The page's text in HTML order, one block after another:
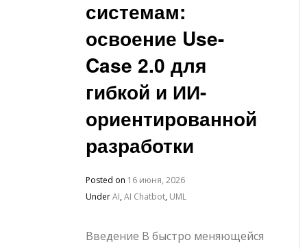
системам:
освоение Use-
Case 2.0 для
гибкой и ИИ-
ориентированной
разработки
Posted on 16 июня, 2026
UnderAI,AI Chatbot, UML
Введение В быстро меняющейся